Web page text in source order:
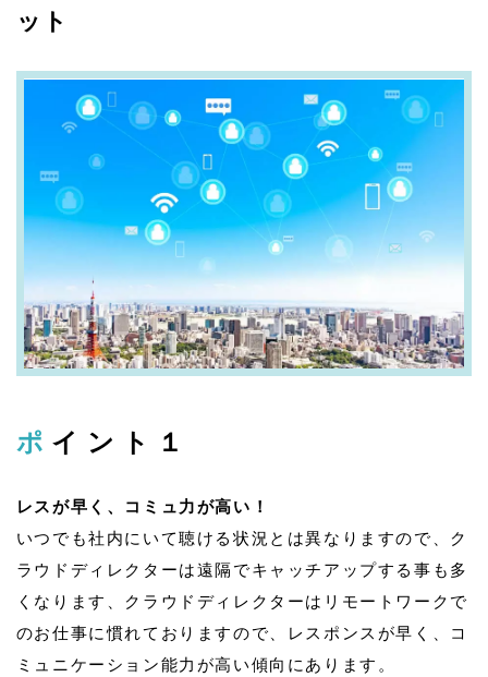
ット
ポイント１
レスが早く、コミュ力が高い！
いつでも社内にいて聴ける状況とは異なりますので、ク
ラウドディレクターは遠隔でキャッチアップする事も多
くなります、クラウドディレクターはリモートワークで
のお仕事に慣れておりますので、レスポンスが早く、コ
ミュニケーション能力が高い傾向にあります。